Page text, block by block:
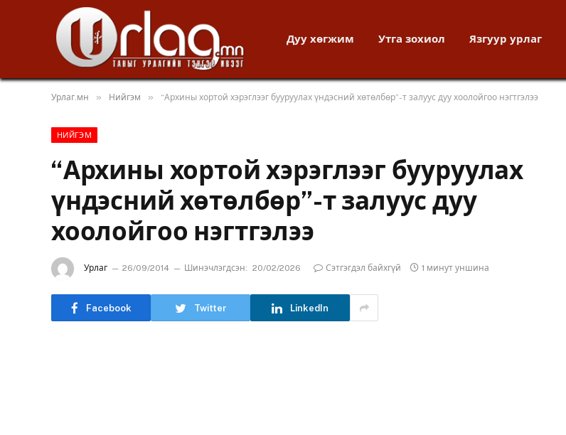
Дуу хөгжим Утга зохиол Язгуур урлаг
Урлаг.мн » Нийгэм » “Архины хортой хэрэглээг бууруулах үндэсний хөтөлбөр”-т залуус дуу хоолойгоо нэгтгэлээ
НИЙГЭМ
“Архины хортой хэрэглээг бууруулах
үндэсний хөтөлбөр”-т залуус дуу
хоолойгоо нэгтгэлээ
Урлаг 26/09/2014 Шинэчлэгдсэн: 20/02/2026 Сэтгэгдэл байхгүй 1 минут уншина
Facebook Twitter LinkedIn